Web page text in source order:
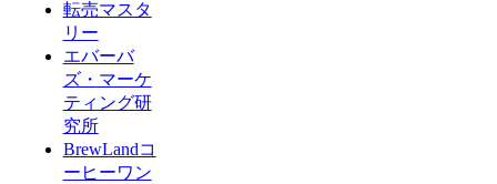
転売マスタ
リー
エバーバ
ズ・マーケ
ティング研
究所
BrewLandコ
ーヒーワン